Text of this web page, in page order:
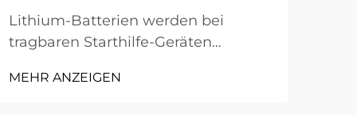
Lithium-Batterien werden bei
tragbaren Starthilfe-Geräten
gibt es gute Gründe. Sie helfen
MEHR ANZEIGEN